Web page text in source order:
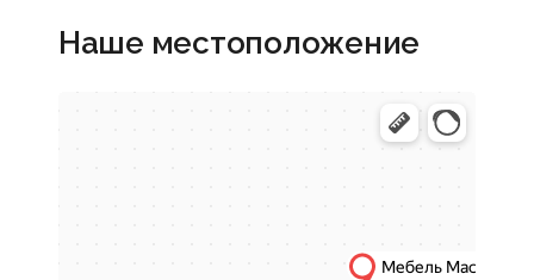
дизайнерских проектов. Мы предлагаем
Двуспальная кровать - основа уютной
Наше местоположение